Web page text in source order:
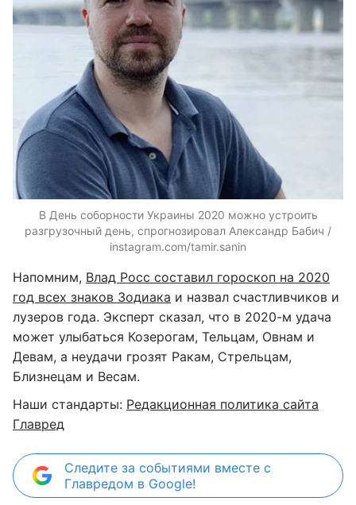
В День соборности Украины 2020 можно устроить
разгрузочный день, спрогнозировал Александр Бабич /
instagram.com/tamir.sanin
Напомним, Влад Росс составил гороскоп на 2020
год всех знаков Зодиака и назвал счастливчиков и
лузеров года. Эксперт сказал, что в 2020-м удача
может улыбаться Козерогам, Тельцам, Овнам и
Девам, а неудачи грозят Ракам, Стрельцам,
Близнецам и Весам.
Наши стандарты: Редакционная политика сайта
Главред
Следите за событиями вместе с
Главредом в Google!